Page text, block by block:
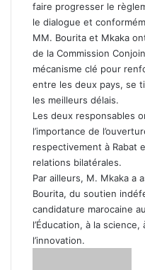
faire progresser le
le dialogue et
MM. Bourita et Mkaka
de la Commission
mécanisme clé pour
entre les deux pays, se
les meilleurs délais.
Les deux responsables
l’importance de
respectivement à Rabat
relations bilatérales.
Par ailleurs, M. Mkaka a
Bourita, du soutien
candidature marocaine
l’Éducation, à la
l’innovation.